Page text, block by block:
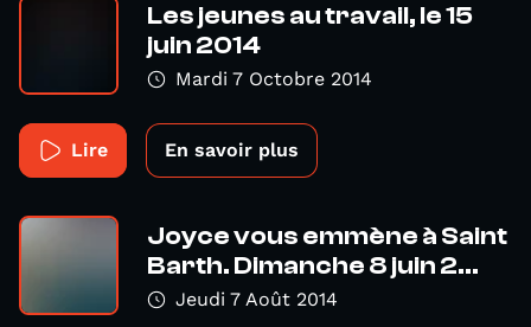
Les jeunes au travail, le 15
juin 2014
Mardi 7 Octobre 2014
Lire En savoir plus
Joyce vous emmène à Saint
Barth. Dimanche 8 juin 2...
Jeudi 7 Août 2014